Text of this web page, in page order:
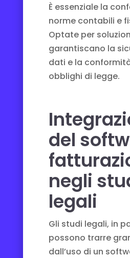
È essenziale la
norme contabili e
Optate per
garantiscano la
dati e la
obblighi di legge.
del
negli
legali
Gli studi legali, in
possono trarre
dall’uso di un